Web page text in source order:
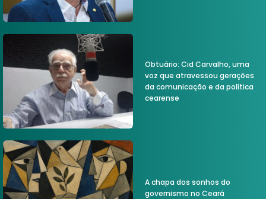
Obtuário: Cid Carvalho, uma
voz que atravessou gerações
da comunicação e da política
cearense
A chapa dos sonhos do
governismo no Ceará